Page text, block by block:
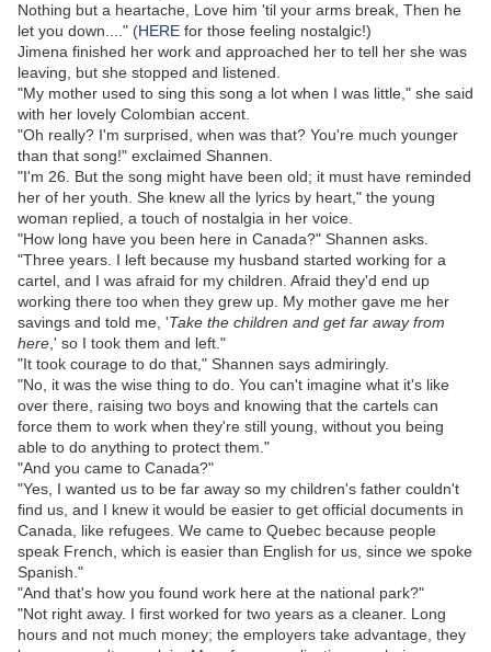
Nothing but a heartache, Love him 'til your arms break, Then he
let you down...." (HERE for those feeling nostalgic!)
Jimena finished her work and approached her to tell her she was
leaving, but she stopped and listened.
"My mother used to sing this song a lot when I was little," she said
with her lovely Colombian accent.
"Oh really? I'm surprised, when was that? You're much younger
than that song!" exclaimed Shannen.
"I'm 26. But the song might have been old; it must have reminded
her of her youth. She knew all the lyrics by heart," the young
woman replied, a touch of nostalgia in her voice.
"How long have you been here in Canada?" Shannen asks.
"Three years. I left because my husband started working for a
cartel, and I was afraid for my children. Afraid they'd end up
working there too when they grew up. My mother gave me her
savings and told me, 'Take the children and get far away from
here ,' so I took them and left."
"It took courage to do that," Shannen says admiringly.
"No, it was the wise thing to do. You can't imagine what it's like
over there, raising two boys and knowing that the cartels can
force them to work when they're still young, without you being
able to do anything to protect them."
"And you came to Canada?"
"Yes, I wanted us to be far away so my children's father couldn't
find us, and I knew it would be easier to get official documents in
Canada, like refugees. We came to Quebec because people
speak French, which is easier than English for us, since we spoke
Spanish."
"And that's how you found work here at the national park?"
"Not right away. I first worked for two years as a cleaner. Long
hours and not much money; the employers take advantage, they